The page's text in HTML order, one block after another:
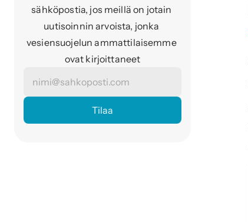
sähköpostia, jos meillä on jotain
uutisoinnin arvoista, jonka
vesiensuojelun ammattilaisemme
ovat kirjoittaneet